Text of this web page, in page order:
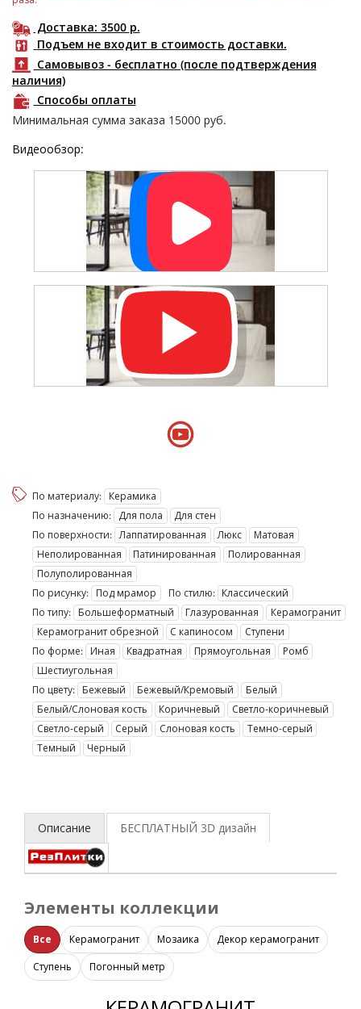
Доставка: 3500 р.
Подъем не входит в стоимость доставки.
Самовывоз - бесплатно (после подтверждения
наличия)
Способы оплаты
Минимальная сумма заказа 15000 руб.
Видеообзор:
По материалу:
Керамика
По назначению:
Для пола
Для стен
По поверхности:
Лаппатированная Люкс
Матовая
Неполированная
Патинированная
Полированная
Полуполированная
По рисунку:
Под мрамор По стилю:
Классический
По типу:
Большеформатный Глазурованная
Керамогранит
Керамогранит обрезной
С капиносом
Ступени
По форме:
Иная Квадратная Прямоугольная
Ромб
Шестиугольная
По цвету:
Бежевый Бежевый/Кремовый
Белый
Белый/Слоновая кость
Коричневый
Светло-коричневый
Светло-серый
Серый Слоновая кость
Темно-серый
Темный
Черный
Описание БЕСПЛАТНЫЙ 3D дизайн
Элементы коллекции
Все Керамогранит Мозаика
Декор керамогранит
Ступень
Погонный метр